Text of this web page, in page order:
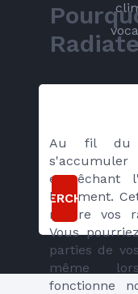
Au fil du
empêchant
librement.
rendre vos
Vous
parties de
même
fonctionne
RECHERCHER